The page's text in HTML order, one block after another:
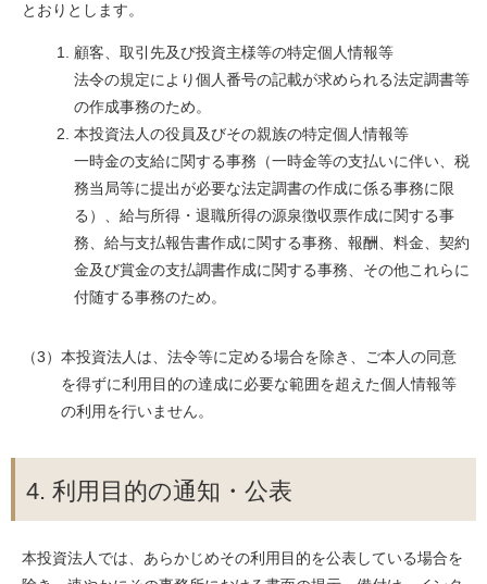
とおりとします。
顧客、取引先及び投資主様等の特定個人情報等
法令の規定により個人番号の記載が求められる法定調書等
の作成事務のため。
本投資法人の役員及びその親族の特定個人情報等
一時金の支給に関する事務（一時金等の支払いに伴い、税
務当局等に提出が必要な法定調書の作成に係る事務に限
る）、給与所得・退職所得の源泉徴収票作成に関する事
務、給与支払報告書作成に関する事務、報酬、料金、契約
金及び賞金の支払調書作成に関する事務、その他これらに
付随する事務のため。
（3）本投資法人は、法令等に定める場合を除き、ご本人の同意
を得ずに利用目的の達成に必要な範囲を超えた個人情報等
の利用を行いません。
4. 利用目的の通知・公表
本投資法人では、あらかじめその利用目的を公表している場合を